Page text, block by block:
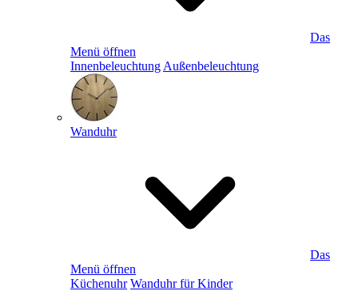
Das
Menü öffnen
Innenbeleuchtung Außenbeleuchtung
Wanduhr
Das
Menü öffnen
Küchenuhr Wanduhr für Kinder